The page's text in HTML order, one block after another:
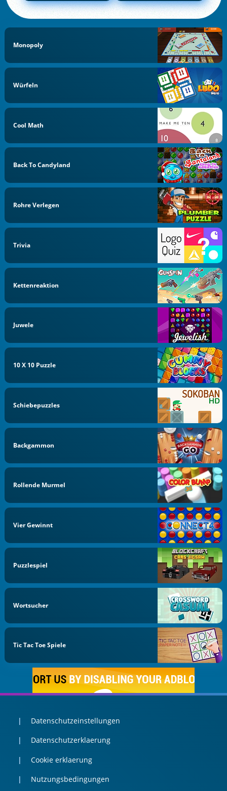
Monopoly
Würfeln
Cool Math
Back To Candyland
Rohre Verlegen
Trivia
Kettenreaktion
Juwele
10 X 10 Puzzle
Schiebepuzzles
Backgammon
Rollende Murmel
Vier Gewinnt
Puzzlespiel
Wortsucher
Tic Tac Toe Spiele
Datenschutzeinstellungen
Datenschutzerklaerung
Cookie erklaerung
Nutzungsbedingungen